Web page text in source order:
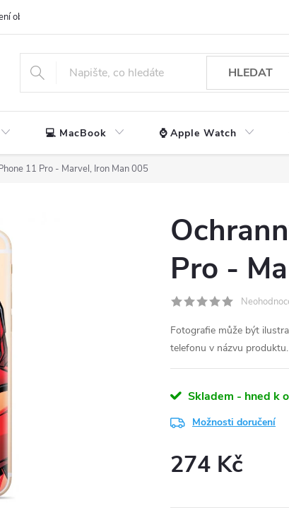
obchodu
HLEDAT
💻 MacBook ⌚ Apple Watch
11 Pro - Marvel, Iron Man 005
Pro -
Fotografie může být
telefonu v názvu produktu.
Skladem - hned k
Možnosti doručení
274 Kč